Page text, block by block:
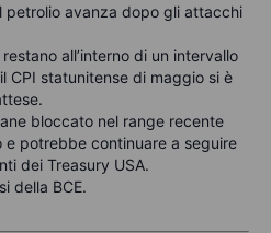
petrolio avanza dopo gli attacchi
all’interno di un intervallo
CPI statunitense di maggio si è
bloccato nel range recente
potrebbe continuare a seguire
dei Treasury USA.
della BCE.